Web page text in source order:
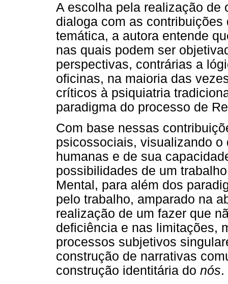
A escolha pela realização de
dialoga com as
temática, a autora entende
nas quais podem ser
perspectivas, contrárias a
oficinas, na maioria das
críticos à psiquiatria
paradigma do processo de
Com base nessas
psicossociais, visualizando
humanas e de sua
possibilidades de um
Mental, para além dos
pelo trabalho, amparado na
realização de um fazer que
deficiência e nas limitações,
processos subjetivos
construção de narrativas
construção identitária do nós.